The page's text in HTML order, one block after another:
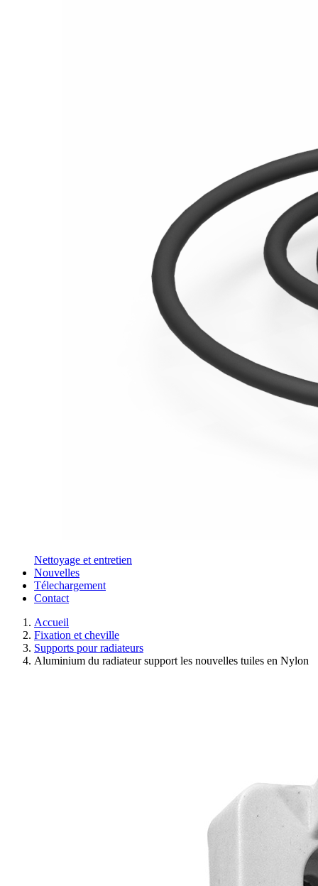
Nettoyage et entretien
Nouvelles
Télechargement
Contact
Accueil
Fixation et cheville
Supports pour radiateurs
Aluminium du radiateur support les nouvelles tuiles en Nylon